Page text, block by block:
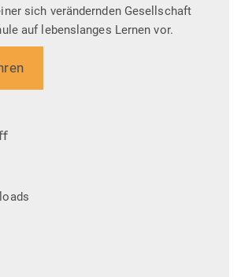
sich verändernden Gesellschaft
auf lebenslanges Lernen vor.